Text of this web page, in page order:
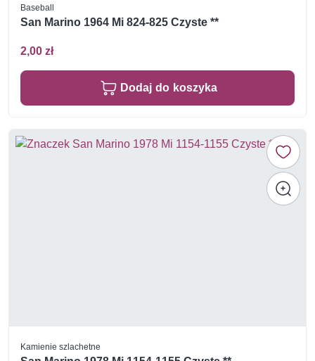
Baseball
San Marino 1964 Mi 824-825 Czyste **
2,00 zł
Dodaj do koszyka
Kamienie szlachetne